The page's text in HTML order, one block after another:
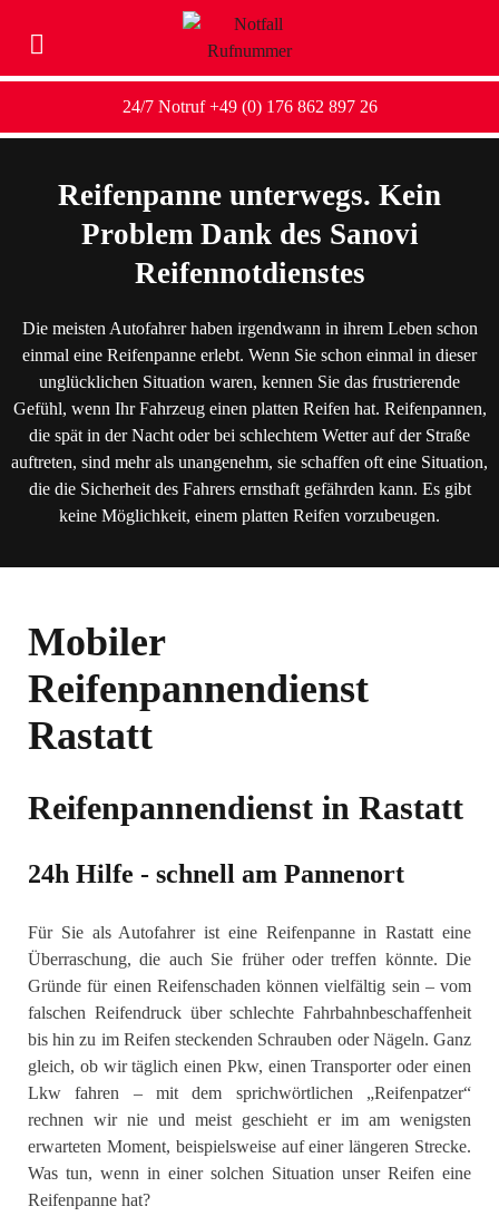
24/7 Notruf +49 (0) 176 862 897 26
Reifenpanne unterwegs. Kein
Problem Dank des Sanovi
Reifennotdienstes
Die meisten Autofahrer haben irgendwann in ihrem Leben schon
einmal eine Reifenpanne erlebt. Wenn Sie schon einmal in dieser
unglücklichen Situation waren, kennen Sie das frustrierende
Gefühl, wenn Ihr Fahrzeug einen platten Reifen hat. Reifenpannen,
die spät in der Nacht oder bei schlechtem Wetter auf der Straße
auftreten, sind mehr als unangenehm, sie schaffen oft eine Situation,
die die Sicherheit des Fahrers ernsthaft gefährden kann. Es gibt
keine Möglichkeit, einem platten Reifen vorzubeugen.
Mobiler
Reifenpannendienst
Rastatt
Reifenpannendienst in Rastatt
24h Hilfe - schnell am Pannenort
Für Sie als Autofahrer ist eine Reifenpanne in Rastatt eine
Überraschung, die auch Sie früher oder treffen könnte. Die
Gründe für einen Reifenschaden können vielfältig sein – vom
falschen Reifendruck über schlechte Fahrbahnbeschaffenheit
bis hin zu im Reifen steckenden Schrauben oder Nägeln. Ganz
gleich, ob wir täglich einen Pkw, einen Transporter oder einen
Lkw fahren – mit dem sprichwörtlichen „Reifenpatzer“
rechnen wir nie und meist geschieht er im am wenigsten
erwarteten Moment, beispielsweise auf einer längeren Strecke.
Was tun, wenn in einer solchen Situation unser Reifen eine
Reifenpanne hat?